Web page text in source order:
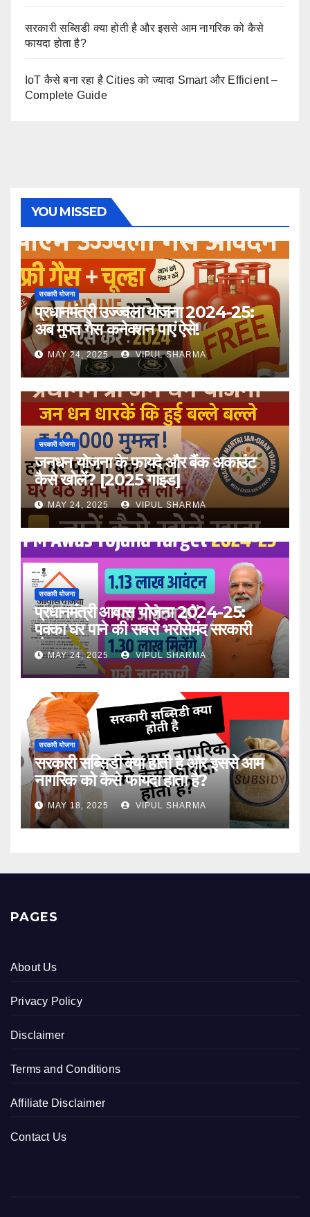
सरकारी सब्सिडी क्या होती है और इससे आम नागरिक को कैसे
फायदा होता है?
IoT कैसे बना रहा है Cities को ज्यादा Smart और Efficient –
Complete Guide
YOU MISSED
सरकारी योजना
प्रधानमंत्री उज्ज्वला योजना 2024-25:
अब मुफ्त गैस कनेक्शन पाएं ऐसे!
MAY 24, 2025 VIPUL SHARMA
सरकारी योजना
जनधन योजना के फायदे और बैंक अकाउंट
कैसे खोलें? [2025 गाइड]
MAY 24, 2025 VIPUL SHARMA
सरकारी योजना
प्रधानमंत्री आवास योजना 2024-25:
पक्का घर पाने की सबसे भरोसेमंद सरकारी
योजना
MAY 24, 2025 VIPUL SHARMA
सरकारी योजना
सरकारी सब्सिडी क्या होती है और इससे आम
नागरिक को कैसे फायदा होता है?
MAY 18, 2025 VIPUL SHARMA
PAGES
About Us
Privacy Policy
Disclaimer
Terms and Conditions
Affiliate Disclaimer
Contact Us